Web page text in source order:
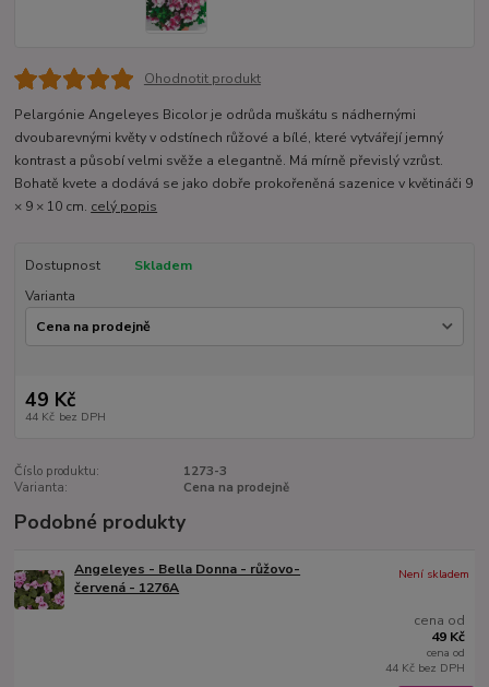
Ohodnotit produkt
Pelargónie Angeleyes Bicolor je odrůda muškátu s nádhernými
dvoubarevnými květy v odstínech růžové a bílé, které vytvářejí jemný
kontrast a působí velmi svěže a elegantně. Má mírně převislý vzrůst.
Bohatě kvete a dodává se jako dobře prokořeněná sazenice v květináči 9
× 9 × 10 cm. celý popis
Dostupnost
Skladem
Varianta
49 Kč
44 Kč bez DPH
Číslo produktu:
1273-3
Varianta:
Cena na prodejně
Podobné produkty
Angeleyes - Bella Donna - růžovo-
červená - 1276A
cena od
49 Kč
cena od
44 Kč bez DPH
Není skladem